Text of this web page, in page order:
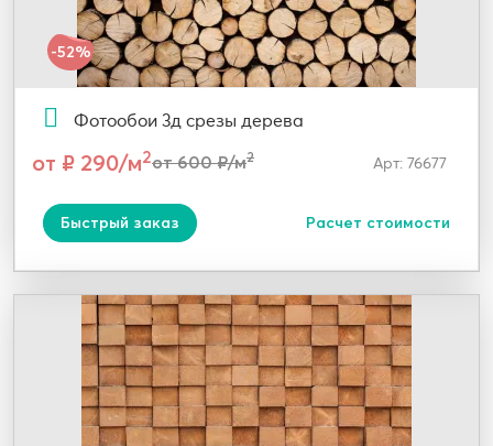
-52%
Фотообои 3д срезы дерева
от ₽ 290/м2от 600 ₽/м2 Арт: 76677
Быстрый заказ Расчет стоимости